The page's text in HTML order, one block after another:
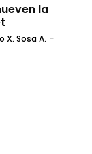
la
X. Sosa A. -